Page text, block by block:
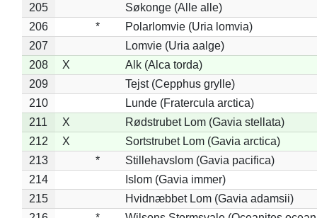
205
Søkonge (Alle alle)
206
*
Polarlomvie (Uria lomvia)
207
Lomvie (Uria aalge)
208
X
Alk (Alca torda)
209
Tejst (Cepphus grylle)
210
Lunde (Fratercula arctica)
211
X
Rødstrubet Lom (Gavia stellata)
212
X
Sortstrubet Lom (Gavia arctica)
213
*
Stillehavslom (Gavia pacifica)
214
Islom (Gavia immer)
215
Hvidnæbbet Lom (Gavia adamsii)